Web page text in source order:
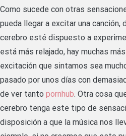
Como sucede con otras
pueda llegar a excitar una canción,
cerebro esté dispuesto a
está más relajado, hay muchas
excitación que sintamos sea
pasado por unos días con
de ver tanto pornhub. Otra cosa
cerebro tenga este tipo de
disposición a que la música nos